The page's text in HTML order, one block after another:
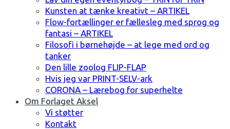
Kunsten at tænke kreativt – ARTIKEL
Flow-fortællinger er fællesleg med sprog og
fantasi – ARTIKEL
Filosofi i børnehøjde – at lege med ord og
tanker
Den lille zoolog FLIP-FLAP
Hvis jeg var PRINT-SELV-ark
CORONA – Lærebog for superhelte
Om Forlaget Aksel
Vi støtter
Kontakt